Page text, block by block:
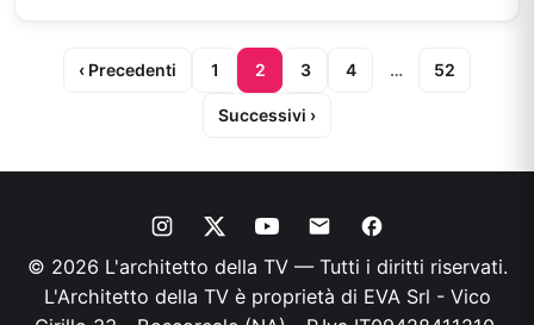
‹ Precedenti 1 2 3 4 … 52
Successivi ›
© 2026 L'architetto della TV — Tutti i diritti riservati.
L'Architetto della TV è proprietà di EVA Srl - Vico